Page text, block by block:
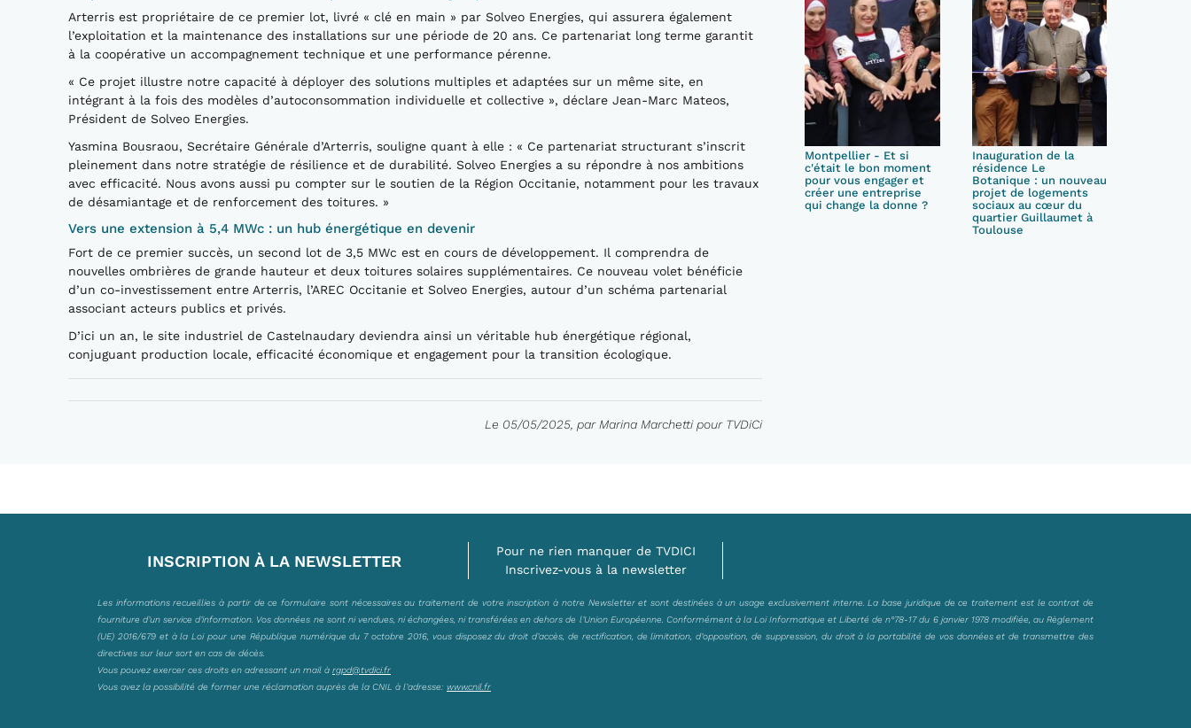
Arterris est propriétaire de ce premier lot, livré « clé en main » par Solveo Energies, qui assurera également
l’exploitation et la maintenance des installations sur une période de 20 ans. Ce partenariat long terme garantit
à la coopérative un accompagnement technique et une performance pérenne.
« Ce projet illustre notre capacité à déployer des solutions multiples et adaptées sur un même site, en
intégrant à la fois des modèles d’autoconsommation individuelle et collective », déclare Jean-Marc Mateos,
Président de Solveo Energies.
Yasmina Bousraou, Secrétaire Générale d’Arterris, souligne quant à elle : « Ce partenariat structurant s’inscrit
pleinement dans notre stratégie de résilience et de durabilité. Solveo Energies a su répondre à nos ambitions
avec efficacité. Nous avons aussi pu compter sur le soutien de la Région Occitanie, notamment pour les travaux
de désamiantage et de renforcement des toitures. »
Vers une extension à 5,4 MWc : un hub énergétique en devenir
Fort de ce premier succès, un second lot de 3,5 MWc est en cours de développement. Il comprendra de
nouvelles ombrières de grande hauteur et deux toitures solaires supplémentaires. Ce nouveau volet bénéficie
d’un co-investissement entre Arterris, l’AREC Occitanie et Solveo Energies, autour d’un schéma partenarial
associant acteurs publics et privés.
D’ici un an, le site industriel de Castelnaudary deviendra ainsi un véritable hub énergétique régional,
conjuguant production locale, efficacité économique et engagement pour la transition écologique.
Le 05/05/2025, par Marina Marchetti pour TVDiCi
Montpellier - Et si
c'était le bon moment
pour vous engager et
créer une entreprise
qui change la donne ?
Inauguration de la
résidence Le
Botanique : un nouveau
projet de logements
sociaux au cœur du
quartier Guillaumet à
Toulouse
INSCRIPTION À LA NEWSLETTER
Pour ne rien manquer de TVDICI
Inscrivez-vous à la newsletter
Les informations recueillies à partir de ce formulaire sont nécessaires au traitement de votre inscription à notre Newsletter et sont destinées à un usage exclusivement interne. La base juridique de ce traitement est le contrat de
fourniture d’un service d’information. Vos données ne sont ni vendues, ni échangées, ni transférées en dehors de l’Union Européenne. Conformément à la Loi Informatique et Liberté de n°78-17 du 6 janvier 1978 modifiée, au Règlement
(UE) 2016/679 et à la Loi pour une République numérique du 7 octobre 2016, vous disposez du droit d’accès, de rectification, de limitation, d’opposition, de suppression, du droit à la portabilité de vos données et de transmettre des
directives sur leur sort en cas de décès.
Vous pouvez exercer ces droits en adressant un mail à rgpd@tvdici.fr
Vous avez la possibilité de former une réclamation auprès de la CNIL à l’adresse: www.cnil.fr